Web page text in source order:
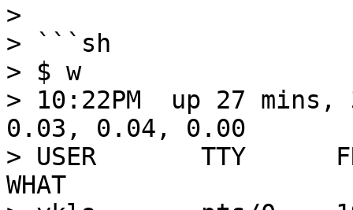
>
> ```sh
> $ w
> 10:22PM  up 27
0.03, 0.04, 0.00
> USER       TTY
WHAT